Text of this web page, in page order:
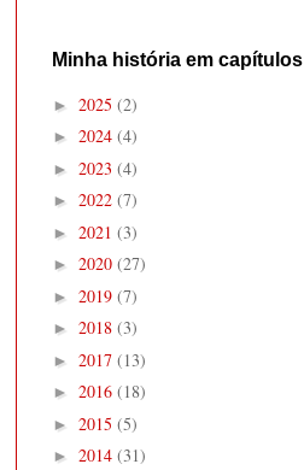
Minha história em capítulos
► 2025 (2)
► 2024 (4)
► 2023 (4)
► 2022 (7)
► 2021 (3)
► 2020 (27)
► 2019 (7)
► 2018 (3)
► 2017 (13)
► 2016 (18)
► 2015 (5)
► 2014 (31)